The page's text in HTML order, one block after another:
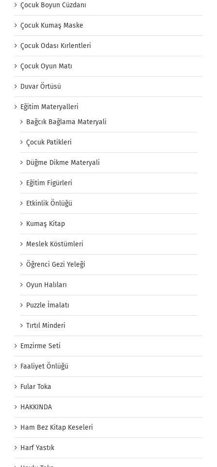
Çocuk Boyun Cüzdanı
Çocuk Kumaş Maske
Çocuk Odası Kırlentleri
Çocuk Oyun Matı
Duvar Örtüsü
Eğitim Materyalleri
Bağcık Bağlama Materyali
Çocuk Patikleri
Düğme Dikme Materyali
Eğitim Figürleri
Etkinlik Önlüğü
Kumaş Kitap
Meslek Köstümleri
Öğrenci Gezi Yeleği
Oyun Halıları
Puzzle İmalatı
Tırtıl Minderi
Emzirme Seti
Faaliyet Önlüğü
Fular Toka
HAKKINDA
Ham Bez Kitap Keseleri
Harf Yastık